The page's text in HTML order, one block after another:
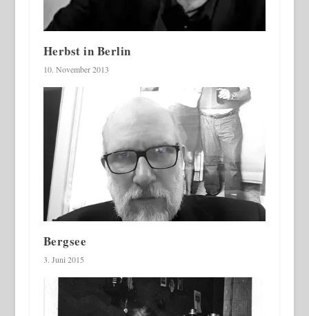
Herbst in Berlin
10. November 2013
Bergsee
3. Juni 2015